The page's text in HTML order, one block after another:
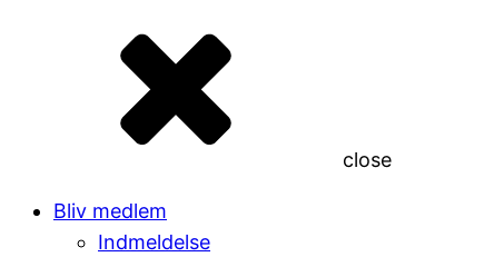
close
Bliv medlem
Indmeldelse